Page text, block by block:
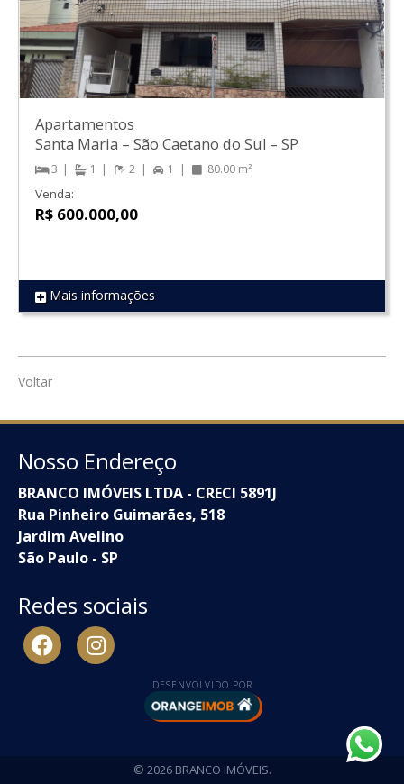
REF 1637
Apartamentos
Santa Maria – São Caetano do Sul – SP
3 1 2 1 80.00 m²
Venda:
R$ 600.000,00
Mais informações
Voltar
Nosso Endereço
BRANCO IMÓVEIS LTDA - CRECI 5891J
Rua Pinheiro Guimarães, 518
Jardim Avelino
São Paulo - SP
Redes sociais
DESENVOLVIDO POR
© 2026 BRANCO IMÓVEIS.